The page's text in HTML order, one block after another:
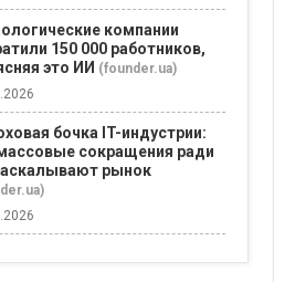
компании
150 000 работников,
это ИИ (founder.ua)
бочка IT-индустрии:
сокращения ради
рынок